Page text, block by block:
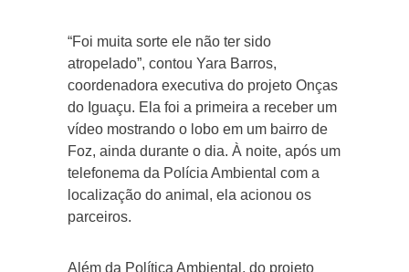
“Foi muita sorte ele não ter sido
atropelado”, contou Yara Barros,
coordenadora executiva do projeto Onças
do Iguaçu. Ela foi a primeira a receber um
vídeo mostrando o lobo em um bairro de
Foz, ainda durante o dia. À noite, após um
telefonema da Polícia Ambiental com a
localização do animal, ela acionou os
parceiros.
Além da Política Ambiental, do projeto